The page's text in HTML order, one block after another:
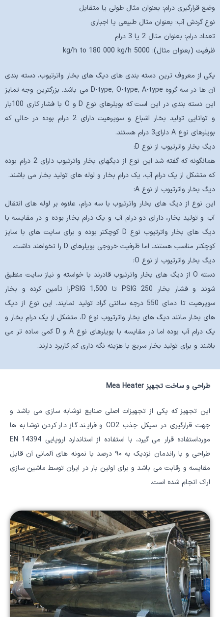
وضع قرارگیری درام: بعنوان مثال طولی یا متقابل
نوع گردش آب: بعنوان مثال طبیعی یا اجباری
تعداد درام: بعنوان مثال 2 یا 3 درام
ظرفیت (بعنوان مثال): 5000 kg/h to 180 000 kg/h
یکی از معروف ترین دسته بندی های دیگ های بخار واترتیوب، دسته بندی
آن ها در سه گروه D-type, O-type, A-type می باشد. بزرگترین وجه تمایز
این دسته بندی در این است که بویلرهای نوع D و O با فشار کاری 100بار
و توانایی تولید بخار اشباع و سوپرهیت دارای 2 درام بوده در حالی که
بویلرهای نوع A دارای3 درام هستند.
دیگ بخار واترتیوب از نوع D:
همانگونه که گفته شد این نوع از دیگهای بخار واترتیوب دارای 2 درام بوده
که متشکل از یک درام آب، یک درام بخار و لوله های تولید بخار می باشند.
دیگ بخار واترتیوب از نوع A:
این نوع از دیگ های بخار واترتیوب با سه درام، علاوه بر لوله های انتقال
آب و تولید بخار، دارای دو درام آب و یک درام بخار بوده و در مقایسه با
دیگ های بخار واترتیوب نوع D کوچکتر بوده و برای سایت های با سایز
کوچکتر مناسب هستند. اما ظرفیت خروجی بویلرهای D را نخواهند داشت.
دیگ بخار واترتیوب از نوع O:
دسته O از دیگ های بخار واترتیوب قادرند با خواسته و نیاز سایت منطبق
شوند و فشار بخار 250 PSIG تا 1,500 PSIGرا تأمین کرده و بخار
سوپرهیت تا دمای 550 درجه سانتی گراد تولید نمایند. این نوع از دیگ
های بخار مانند دیگ های بخار واترتیوب نوع D، متشکل از یک درام بخار و
یک درام آب بوده اما در مقایسه با بویلرهای نوع A و D کمی ساده تر می
باشند و برای تولید بخار سریع با هزینه نگه داری کم کاربرد دارند.
طراحی و ساخت تجهیز
این تجهیز که یکی از تجهیزات اصلی صنایع نوشابه سازی می باشد و
جهت قرارگیری در سیکل جذب CO2 و فرایند گاز دار کردن نوشابه ها
مورداستفاده قرار می گیرد، با استفاده از استاندارد اروپایی EN 14394
طراحی و با راندمان نزدیک به ۹۰ درصد با نمونه های آلمانی آن قابل
مقایسه و رقابت می باشد و برای اولین بار در ایران توسط ماشین سازی
اراک انجام شده است.